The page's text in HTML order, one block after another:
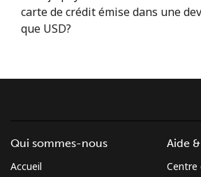
Restez en contact pour obtenir nos
En créant un compte sur ce site,
Conditions générales.
S'inscrire
Bonjour!
carte de crédit émise dans une
que USD?
Qui sommes-nous
Accueil
Aide
Centre